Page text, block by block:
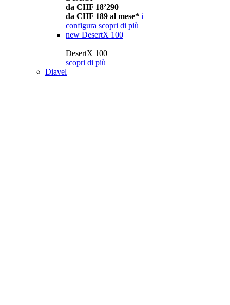
da CHF 18’290
da CHF 189 al mese* i
configura scopri di più
new DesertX 100
DesertX 100
scopri di più
Diavel